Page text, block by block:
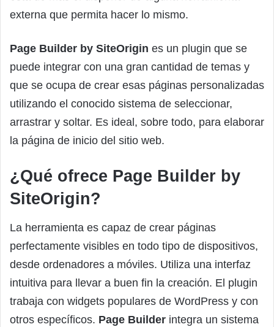
externa que permita hacer lo mismo.
Page Builder by SiteOrigin es un plugin que se
puede integrar con una gran cantidad de temas y
que se ocupa de crear esas páginas personalizadas
utilizando el conocido sistema de seleccionar,
arrastrar y soltar. Es ideal, sobre todo, para elaborar
la página de inicio del sitio web.
¿Qué ofrece Page Builder by
SiteOrigin?
La herramienta es capaz de crear páginas
perfectamente visibles en todo tipo de dispositivos,
desde ordenadores a móviles. Utiliza una interfaz
intuitiva para llevar a buen fin la creación. El plugin
trabaja con widgets populares de WordPress y con
otros específicos. Page Builder integra un sistema